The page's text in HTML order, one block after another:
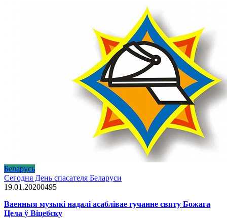
Беларусь
Сегодня День спасателя Беларуси
19.01.20200495
Ваенныя музыкі надалі асаблівае гучанне святу Божага
Цела ў Віцебску